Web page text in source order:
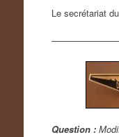
Le secrétariat
Question :